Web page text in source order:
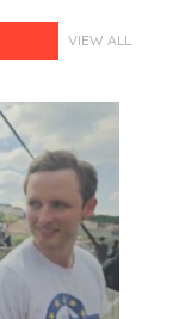
VIEW ALL